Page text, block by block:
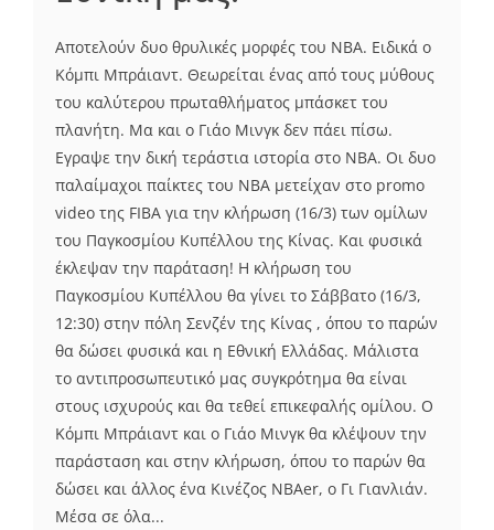
Αποτελούν δυο θρυλικές μορφές του ΝΒΑ. Ειδικά ο
Κόμπι Μπράιαντ. Θεωρείται ένας από τους μύθους
του καλύτερου πρωταθλήματος μπάσκετ του
πλανήτη. Μα και ο Γιάο Μινγκ δεν πάει πίσω.
Εγραψε την δική τεράστια ιστορία στο ΝΒΑ. Οι δυο
παλαίμαχοι παίκτες του ΝΒΑ μετείχαν στο promo
video της FIBA για την κλήρωση (16/3) των ομίλων
του Παγκοσμίου Κυπέλλου της Κίνας. Και φυσικά
έκλεψαν την παράταση! Η κλήρωση του
Παγκοσμίου Κυπέλλου θα γίνει το Σάββατο (16/3,
12:30) στην πόλη Σενζέν της Κίνας , όπου το παρών
θα δώσει φυσικά και η Εθνική Ελλάδας. Μάλιστα
το αντιπροσωπευτικό μας συγκρότημα θα είναι
στους ισχυρούς και θα τεθεί επικεφαλής ομίλου. Ο
Κόμπι Μπράιαντ και ο Γιάο Μινγκ θα κλέψουν την
παράσταση και στην κλήρωση, όπου το παρών θα
δώσει και άλλος ένα Κινέζος NBAer, ο Γι Γιανλιάν.
Μέσα σε όλα...